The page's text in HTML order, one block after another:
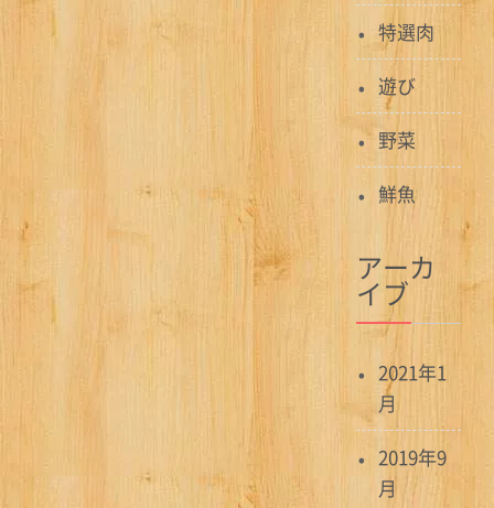
ン
特選肉
遊び
野菜
鮮魚
アーカ
イブ
2021年1
月
2019年9
月